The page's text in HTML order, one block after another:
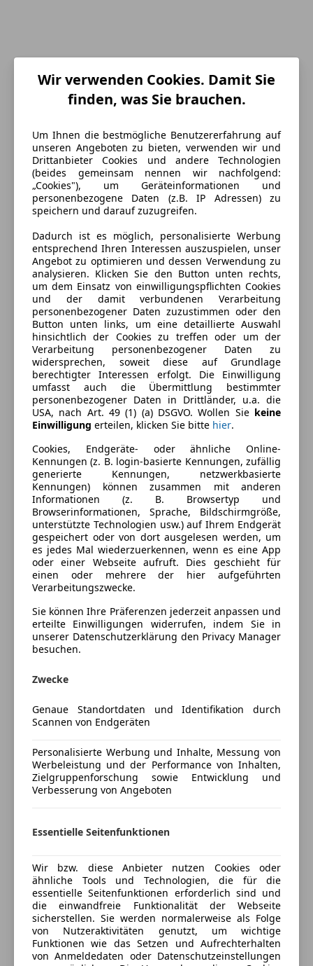
Energieverbrauch
Kraftstoff
Benzin
Kraftstoffverbrauch
6,00l/100 km (komb.)
CO₂-Emissionen
137 g/km (komb.)
Ausstattung
Komfort
2-Zonen-Klimaautomatik
Armlehne
Beheizbares Lenkrad
Berganfahrassistent
Einparkhilfe
Einparkhilfe Rückfahrkamera
Einparkhilfe Sensoren hinten
Einparkhilfe Sensoren vorne
Elektrische Fensterheber
Elektrische Heckklappe
Elektrische Seitenspiegel
Getönte Scheiben
Lichtsensor
Lordosenstütze
Multifunktionslenkrad
Schlüssellose Zentralverriegelung
Start/Stop-Automatik
Unterhaltung/Media
Android Auto
Bordcomputer
Induktionsladen für Smartphones
Radio
USB
Volldigitales Kombiinstrument
Sicherheit
Mehr anzeigen
Farbe und Innenausstattung
Außenfarbe
Blau
Lackierung
Andere
Fahrzeugbeschreibung
DIE AKTUELLE LIEFERZEIT UND DEN AKTUELLEN
KILOMETERSTAND ERHALTEN SIE VON UNSEREM
VERKAUFSTEAM.
Preisbewertung
Versicherung
Versicherungsschutz an Ihre Bedürfnisse
anpassen
Auto einfach online versichern & Rabatt holen
Jetzt berechnen
Verkäufer Händler
Wir verwenden Cookies. Damit Sie
finden, was Sie brauchen.
Um Ihnen die bestmögliche Benutzererfahrung auf
unseren Angeboten zu bieten, verwenden wir und
Drittanbieter Cookies und andere Technologien
(beides gemeinsam nennen wir nachfolgend:
„Cookies"), um Geräteinformationen und
personenbezogene Daten (z.B. IP Adressen) zu
speichern und darauf zuzugreifen.
Dadurch ist es möglich, personalisierte Werbung
entsprechend Ihren Interessen auszuspielen, unser
Angebot zu optimieren und dessen Verwendung zu
analysieren. Klicken Sie den Button unten rechts,
um dem Einsatz von einwilligungspflichten Cookies
und der damit verbundenen Verarbeitung
personenbezogener Daten zuzustimmen oder den
Button unten links, um eine detaillierte Auswahl
hinsichtlich der Cookies zu treffen oder um der
Verarbeitung personenbezogener Daten zu
widersprechen, soweit diese auf Grundlage
berechtigter Interessen erfolgt. Die Einwilligung
umfasst auch die Übermittlung bestimmter
personenbezogener Daten in Drittländer, u.a. die
USA, nach Art. 49 (1) (a) DSGVO. Wollen Sie keine
Einwilligung erteilen, klicken Sie bitte hier.
Cookies, Endgeräte- oder ähnliche Online-
Kennungen (z. B. login-basierte Kennungen, zufällig
generierte Kennungen, netzwerkbasierte
Kennungen) können zusammen mit anderen
Informationen (z. B. Browsertyp und
Browserinformationen, Sprache, Bildschirmgröße,
unterstützte Technologien usw.) auf Ihrem Endgerät
gespeichert oder von dort ausgelesen werden, um
es jedes Mal wiederzuerkennen, wenn es eine App
oder einer Webseite aufruft. Dies geschieht für
einen oder mehrere der hier aufgeführten
Verarbeitungszwecke.
Sie können Ihre Präferenzen jederzeit anpassen und
erteilte Einwilligungen widerrufen, indem Sie in
unserer Datenschutzerklärung den Privacy Manager
besuchen.
Zwecke
Genaue Standortdaten und Identifikation durch
Scannen von Endgeräten
Personalisierte Werbung und Inhalte, Messung von
Werbeleistung und der Performance von Inhalten,
Zielgruppenforschung sowie Entwicklung und
Verbesserung von Angeboten
Essentielle Seitenfunktionen
Wir bzw. diese Anbieter nutzen Cookies oder
ähnliche Tools und Technologien, die für die
essentielle Seitenfunktionen erforderlich sind und
die einwandfreie Funktionalität der Webseite
sicherstellen. Sie werden normalerweise als Folge
von Nutzeraktivitäten genutzt, um wichtige
Funktionen wie das Setzen und Aufrechterhalten
von Anmeldedaten oder Datenschutzeinstellungen